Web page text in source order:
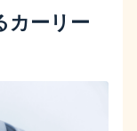
カーリー